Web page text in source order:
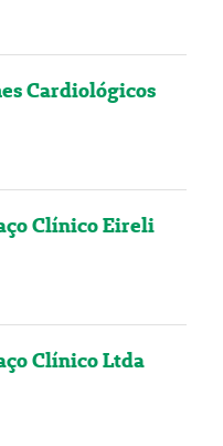
Cardiológicos
Clínico Eireli
Clínico Ltda